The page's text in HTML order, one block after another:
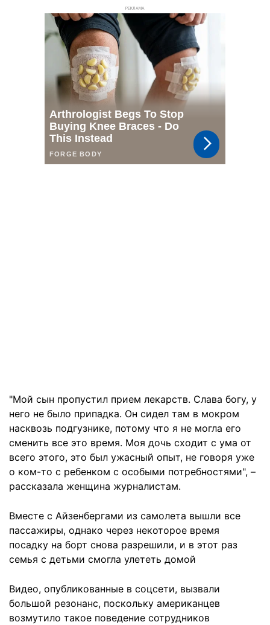
РЕКЛАМА
"Мой сын пропустил прием лекарств. Слава богу, у
него не было припадка. Он сидел там в мокром
насквозь подгузнике, потому что я не могла его
сменить все это время. Моя дочь сходит с ума от
всего этого, это был ужасный опыт, не говоря уже
о ком-то с ребенком с особыми потребностями", –
рассказала женщина журналистам.
Вместе с Айзенбергами из самолета вышли все
пассажиры, однако через некоторое время
посадку на борт снова разрешили, и в этот раз
семья с детьми смогла улететь домой
Видео, опубликованные в соцсети, вызвали
большой резонанс, поскольку американцев
возмутило такое поведение сотрудников